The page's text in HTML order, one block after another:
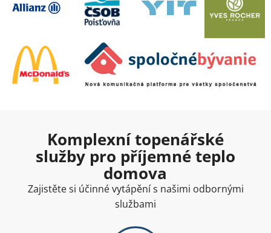
Komplexní topenářské
služby pro příjemné teplo
domova
Zajistěte si účinné vytápění s našimi odbornými
službami